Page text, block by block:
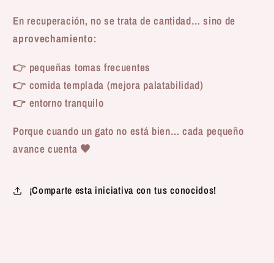
En recuperación, no se trata de cantidad… sino de
aprovechamiento:
👉 pequeñas tomas frecuentes
👉 comida templada (mejora palatabilidad)
👉 entorno tranquilo
Porque cuando un gato no está bien… cada pequeño
avance cuenta 🖤
¡Comparte esta iniciativa con tus conocidos!